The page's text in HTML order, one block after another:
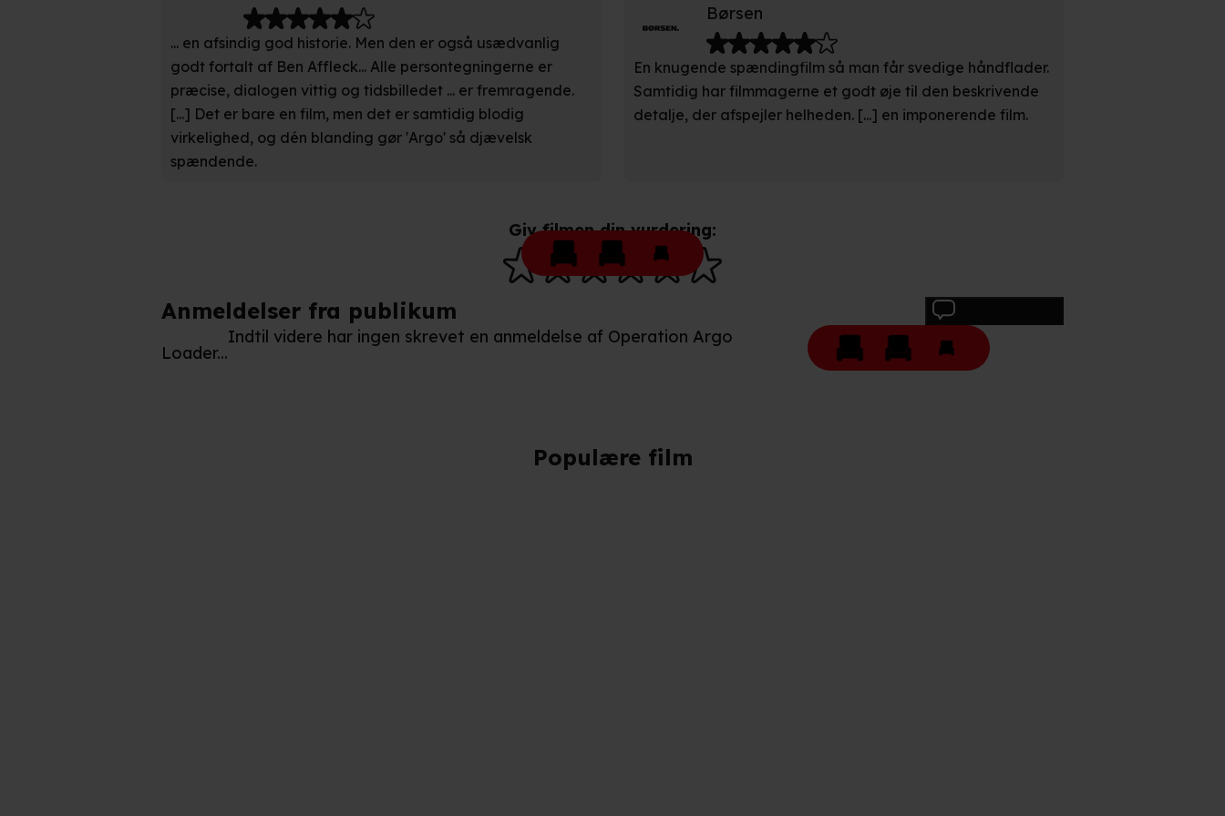
Når vi anvender cookies, behandler vi kortvarigt din IP-adresse. IP-adressen kan blive delt med vores partnere.
læse mere om vores brug af cookies og behandling af dine personoplysninger i både voresprivatlivspolitikogcookiepolitik.
... en afsindig god historie. Men den er også usædvanlig
godt fortalt af Ben Affleck... Alle persontegningerne er
præcise, dialogen vittig og tidsbilledet ... er fremragende.
[...] Det er bare en film, men det er samtidig blodig
virkelighed, og dén blanding gør 'Argo' så djævelsk
spændende.
Børsen
En knugende spændingfilm så man får svedige håndflader.
Samtidig har filmmagerne et godt øje til den beskrivende
detalje, der afspejler helheden. [...] en imponerende film.
Giv filmen din vurdering:
Anmeldelser fra publikum
Loader...
Indtil videre har ingen skrevet en anmeldelse af Operation Argo
Populære film